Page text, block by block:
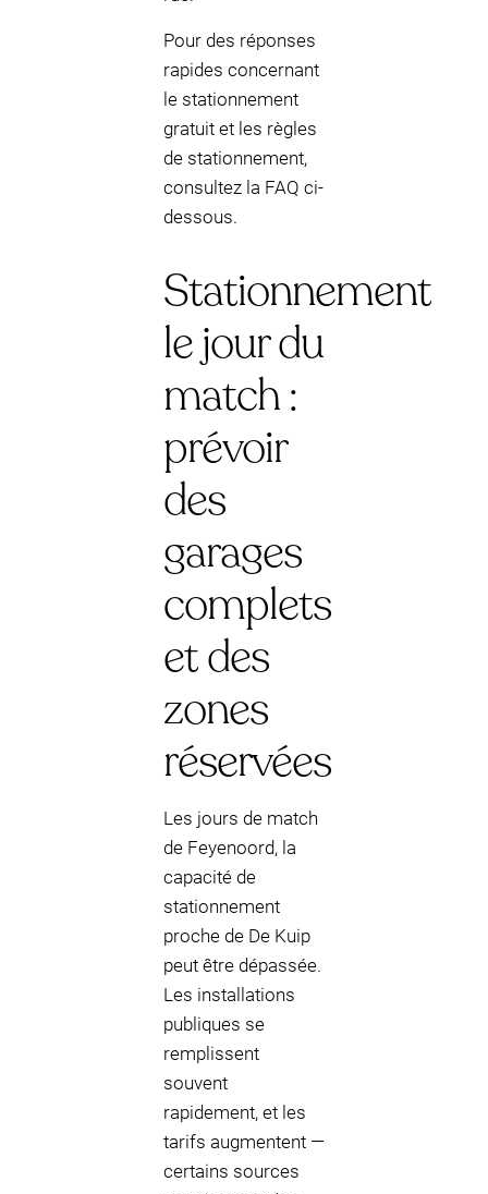
Pour des réponses
rapides concernant
le stationnement
gratuit et les règles
de stationnement,
consultez la FAQ ci-
dessous.
Stationnement
le jour du
match :
prévoir
des
garages
complets
et des
zones
réservées
Les jours de match
de Feyenoord, la
capacité de
stationnement
proche de De Kuip
peut être dépassée.
Les installations
publiques se
remplissent
souvent
rapidement, et les
tarifs augmentent —
certains sources